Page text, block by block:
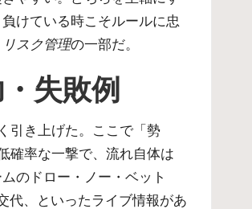
けている時こそルールに忠
リスク管理の一部だ。
失敗例
引き上げた。ここで「勢
確率な一撃で、流れ自体は
のドロー・ノー・ベット
代、といったライブ情報があ